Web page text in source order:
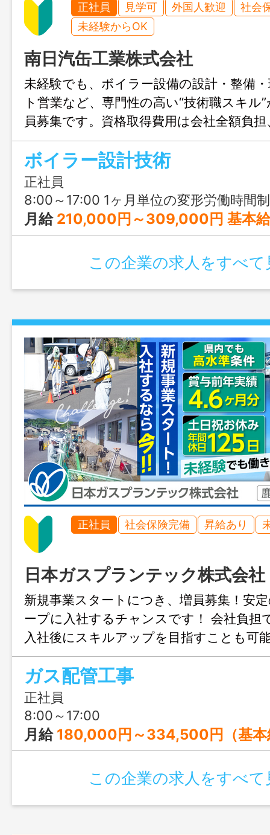
正社員 見学可 外国人歓迎
社会
未経験からOK
南日汽缶工業株式会社
未経験でも、ボイラー設備の設計・整備
ト営業など、専門性の高い“技術職スキル
員募集です。資格取得費用は会社全額負
日以上＆土日祝休みで、「手に職」と「
立できる環境です。
ボイラー設計技術
正社員
8:00～17:00 1ヶ月単位の変形労働時間制 ※1ヶ月を平均して1週間あたりの労働時間が40時間の範囲において特定の週に40時間・特
月給 210,000円～309,000円 基本給：115,000円～ 固定残業代：20,000円～25,000円 職務手当：40,000円 技術手当：20,000円～30,000円 調整手当：～50,000円 ※総支
この企業の求人をすべて
正社員 社会保険完備 昇給あり
日本ガスプランテック株式会社
新規事業スタートにつき、増員募集！安
ープに入社するチャンスです！ 会社負担
入社後にスキルアップを目指すことも可
4.6ヶ月分に、さらに年間休日も125日！
めにご応募ください！
ガス配管工事
正社員
8:00～17:00
月給 180,000円～334,500円（基本
この企業の求人をすべて